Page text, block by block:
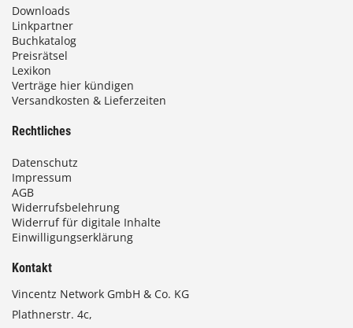
Downloads
Linkpartner
Buchkatalog
Preisrätsel
Lexikon
Verträge hier kündigen
Versandkosten & Lieferzeiten
Rechtliches
Datenschutz
Impressum
AGB
Widerrufsbelehrung
Widerruf für digitale Inhalte
Einwilligungserklärung
Kontakt
Vincentz Network GmbH & Co. KG
Plathnerstr. 4c,